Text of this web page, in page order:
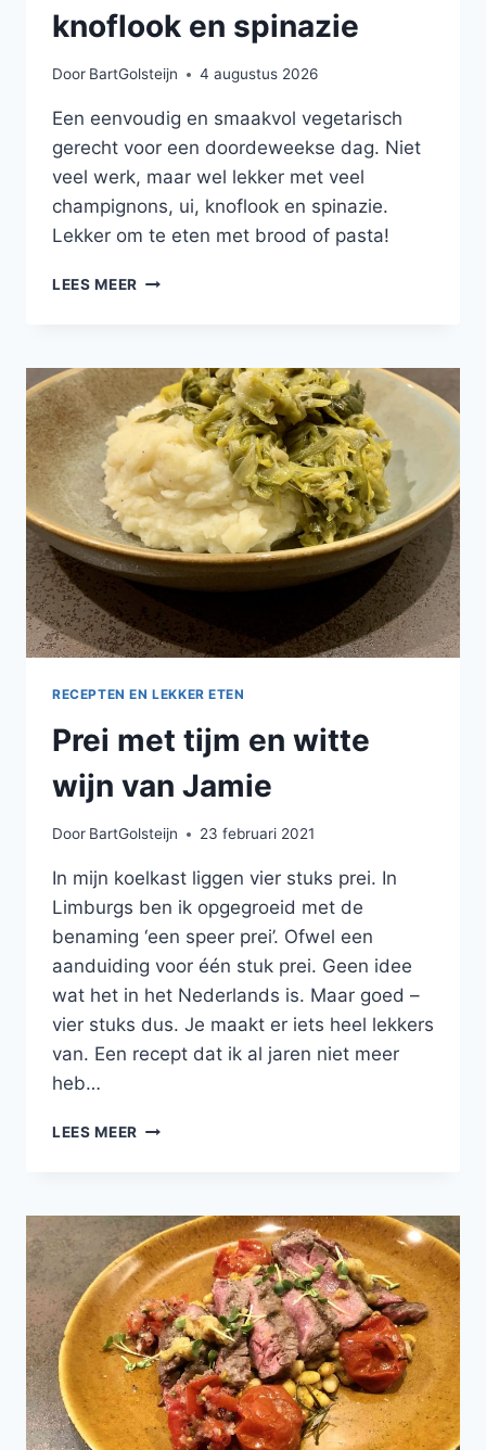
knoflook en spinazie
Door BartGolsteijn 4 augustus 2026
Een eenvoudig en smaakvol vegetarisch
gerecht voor een doordeweekse dag. Niet
veel werk, maar wel lekker met veel
champignons, ui, knoflook en spinazie.
Lekker om te eten met brood of pasta!
LEES MEER CHAMPIGNONS
SPINAZIE
RECEPTEN EN LEKKER ETEN
Prei met tijm en witte
wijn van Jamie
Door BartGolsteijn 23 februari 2021
In mijn koelkast liggen vier stuks prei. In
Limburgs ben ik opgegroeid met de
benaming ‘een speer prei’. Ofwel een
aanduiding voor één stuk prei. Geen idee
wat het in het Nederlands is. Maar goed –
vier stuks dus. Je maakt er iets heel lekkers
van. Een recept dat ik al jaren niet meer
heb…
LEES MEER PREI
WITTE
WIJN
VAN
JAMIE